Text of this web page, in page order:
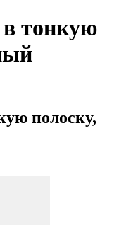
тонкую
полоску,